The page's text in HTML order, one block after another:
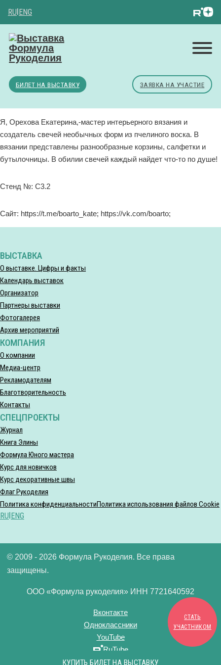
RU|ENG
БИЛЕТ НА ВЫСТАВКУ ЗАЯВКА НА УЧАСТИЕ
Я, Орехова Екатерина,-мастер интерьерного вязания и
создатель свечей необычных форм из пчелиного воска. В
вязании представлены разнообразные корзины, салфетки и
бутылочницы. В обилии свечей каждый найдет что-то по душе!
Стенд №: C3.2
Сайт: https://t.me/boarto_kate; https://vk.com/boarto;
ВЫСТАВКА
О выставке. Цифры и факты
Календарь выставок
Организатор
Партнеры выставки
Фотогалерея
Архив мероприятий
КОМПАНИЯ
О компании
Медиа-центр
Рекламодателям
Благотворительность
Контакты
СПЕЦПРОЕКТЫ
Журнал
Книга Элины
Формула Юного мастера
Курс для новичков
Курс декоративные швы
Флаг Рукоделия
СТАТЬ
УЧАСТНИКОМ
КУПИТЬ БИЛЕТ НА ВЫСТАВКУ
Политика конфиденциальностиПолитика использования файлов Cookie
RU ENG
© 2009 - 2026 Формула Рукоделия. Все права
защищены.
ООО «Формула рукоделия» ИНН 7721640592
Вконтакте
Одноклассники
YouTube
RuTube
Дзен